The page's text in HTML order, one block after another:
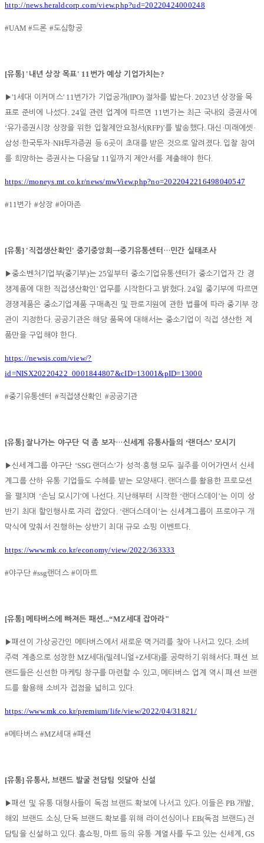
http://news.heraldcorp.com/view.php?ud=20220424000248
#UAM #드론 #도심항공
[유통] ' 내년 상장 목표' 11 번가 예상 기업가치는?
▶'1세대 이커머스' 11번가가 기업공개(IPO) 절차를 밟는다. 2023 년 상장을 목
표로 준비에 나섰다. 24일 관련 업계에 따르면 11번가는 최근 국내외 증권사에
‘유가증권시장 상장을 위한 입찰제안요청서(RFP)’를 발송했다. 대신 ·미래에셋 ·
삼성 ·한국투자·NH투자증권 등6곳이 초대를 받은 것으로 알려졌다. 입찰 참여
를 희망하는 증권사는 다음달 11일까지 제안서를 제출해야 한다.
https://moneys.mt.co.kr/news/mwView.php?no=2022042216498040547
#11번가 #상장 #아마존
[유통] '직접생산확인' 중기중앙회 →중기유통센터 …민간 실태조사
▶중소벤처기업부(중기부)는25일부터 중소기업유통센터가 중소기업자 간 경
쟁제품에 대한 직접생산확인 ' 업무를 시작한다고 밝혔다. 24일 중기부에 따르면
경쟁제품은 중소기업제품 구매촉진 및 판로지원에 관한 법률에 따라 중기부 장
관이 지정한다. 공공기관은 해당 품목에 대해서는 중소기업이 직접 생산한 제
품만을 구입해야 한다.
https://newsis.com/view/?
id=NISX20220422_0001844807&cID=13001&pID=13000
#중기유통센터 #직접생산확인 #공공기관
[유통]잘나가는 야구단 덕 좀 보자…신세계 유통사들의 ‘랜더스’ 모시기
▶신세계그룹 야구단 ‘SSG 랜더스’가 성적·흥행 모두 질주를 이어가면서 신세
계그룹 산하 유통 기업들도 수혜를 받는 모양새다. 랜더스를 활용한 프로모션
을 펼치며
‘손님 모시기 ’에 나선다. 지난해부터 시작한 ‘랜더스데이 ’는 이미 상
반기 최대 할인행사로 자리 잡았다. ‘랜더스데이 ’는 신세계그룹이 프로야구 개
막식에 맞춰서 진행하는 상반기 최대 규모 쇼핑 이벤트다.
https://www.mk.co.kr/economy/view/2022/363333
#야구단#ssg랜더스#이마트
[유통]메타버스에 빠져든 패션...“MZ세대 잡아라"
▶패션이 가상공간인 메타버스에서 새로운 먹거리를 찾아 나서고 있다.소비
주력 계층으로 성장한MZ세대 (밀레니얼 +Z세대)를 공략하기 위해서다.패션 브
랜드들은 신선한 마케팅 창구를 마련할 수 있고, 메타버스 업계 역시 패션 브랜
드를 활용해 소비자 접점을 넓히고 있다.
https://www.mk.co.kr/premium/life/view/2022/04/31821/
#메타버스#MZ세대#패션
[유통]유통사, 브랜드 발굴 전담팀 잇달아 신설
▶패션 및 유통 대형사들이 독점 브랜드 확보에 나서고 있다. 이들은PB개발,
해외 브랜드 소싱, 단독 브랜드 확보를 위해 라이선싱이나 EB(독점 브랜드) 전
담팀을 신설하고 있다. 홈쇼핑 , 마트 등의 유통 계열사를 두고 있는 신세계 , GS